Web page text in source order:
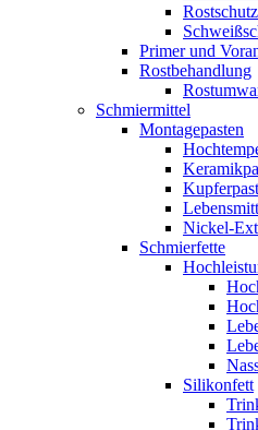
Rostschutz
Primer und
Rostbehandlung
Schmiermittel
Montagepasten
Nickel-
Schmierfette
Silikonfett